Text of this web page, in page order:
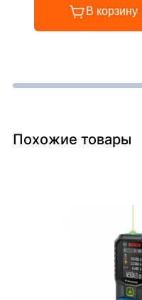
В корзину
Похожие товары